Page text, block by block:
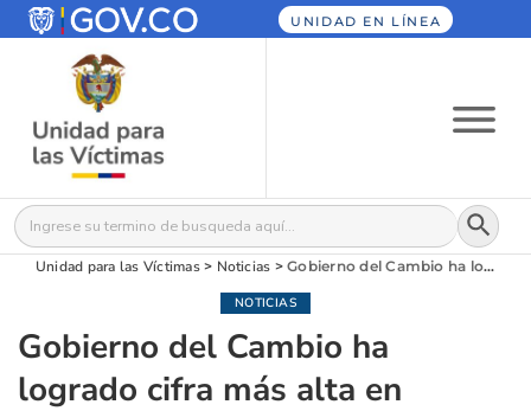
UNIDAD EN LÍNEA
Buscar: Botón
Unidad para las Víctimas> Noticias >Gobierno del Cambio ha logrado cifra más alta en indemnizaciones a víctimas de desplazamiento
NOTICIAS
Gobierno del Cambio ha
logrado cifra más alta en